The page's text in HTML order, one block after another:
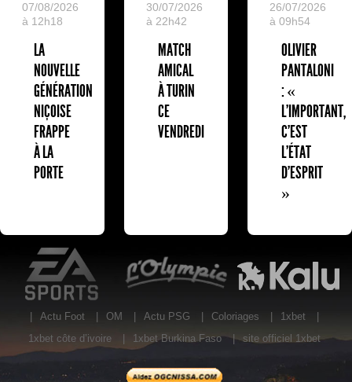
07/08/2026
à 12h18
LA
NOUVELLE
GÉNÉRATION
NIÇOISE
FRAPPE
À LA
PORTE
30/07/2026
à 22h42
MATCH
AMICAL
À TURIN
CE
VENDREDI
26/07/2026
à 09h54
OLIVIER
PANTALONI
: «
L'IMPORTANT,
C'EST
L'ÉTAT
D'ESPRIT
»
EA Sports
Actu Foot OM Actu PSG Coloriages 1xbet
1xbet côte d’ivoire
1xbet Burkina Faso | site officiel 1xbet